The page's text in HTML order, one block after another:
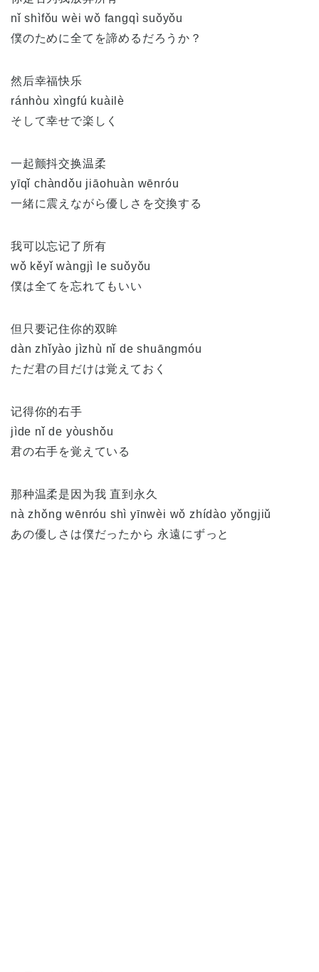
nǐ shìfǒu wèi wǒ fangqì suǒyǒu
僕のために全てを諦めるだろうか？
然后幸福快乐
ránhòu xìngfú kuàilè
そして幸せで楽しく
一起颤抖交换温柔
yīqǐ chàndǒu jiāohuàn wēnróu
一緒に震えながら優しさを交換する
我可以忘记了所有
wǒ kěyǐ wàngjì le suǒyǒu
僕は全てを忘れてもいい
但只要记住你的双眸
dàn zhǐyào jìzhù nǐ de shuāngmóu
ただ君の目だけは覚えておく
记得你的右手
jìde nǐ de yòushǒu
君の右手を覚えている
那种温柔是因为我 直到永久
nà zhǒng wēnróu shì yīnwèi wǒ zhídào yǒngjiǔ
あの優しさは僕だったから 永遠にずっと